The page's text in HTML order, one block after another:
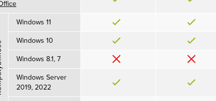
Windows 11
Windows 10
Windows 8.1, 7
Windows Server
2019, 2022